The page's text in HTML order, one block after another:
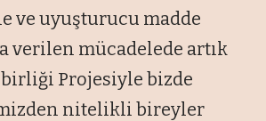
ve uyuşturucu madde
verilen mücadelede artık
Projesiyle bizde
nitelikli bireyler